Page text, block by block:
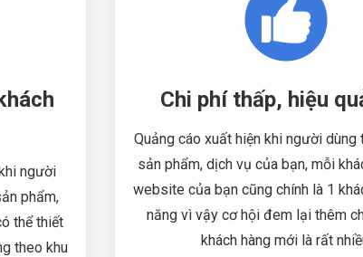
người
phẩm,
thể thiết
theo khu
Chi phí thấp, hiệu
Quảng cáo xuất hiện khi người dùng
sản phẩm, dịch vụ của bạn, mỗi
website của bạn cũng chính là 1
năng vì vậy cơ hội đem lại thêm
khách hàng mới là rất